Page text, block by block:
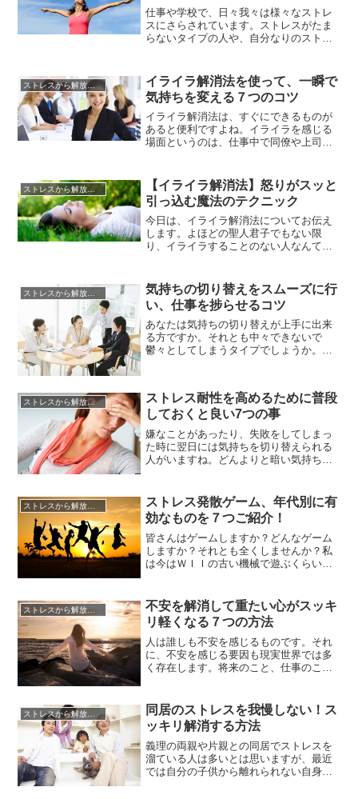
す。そのため、人間関係でまったく...
仕事や学校で、日々我々は様々なストレ
スにさらされています。ストレスがたま
らないタイプの人や、自分なりのストレ
んでいるあなた。日々の小さなストレス
の蓄積は、放っておくと大変なことにな
りますよ！ストレスは精神だけを蝕むよ
うに考えられていますが、そうではあ...
ストレスから解放させる方法
イライラ解消法を使って、一瞬で
気持ちを変える７つのコツ
イライラ解消法は、すぐにできるものが
あると便利ですよね。イライラを感じる
場面というのは、仕事中で同僚や上司が
どです。しかし、イライラ解消法という
と、海や山、パワースポットなどに旅行
に行くなど、誰しもが当日中にできない
ことが多く、実用性がないと感じて...
【イライラ解消法】怒りがスッと
引っ込む魔法のテクニック
今日は、イライラ解消法についてお伝え
します。よほどの聖人君子でもない限
り、イライラすることのない人なんてい
間のぶつかり合いを避けることができ
ず、苛立つことがしょっちゅうです。仕
事や家庭内、友人関係など、イライラが
発生する場所もどんどん増えつつあり
ま...
気持ちの切り替えをスムーズに行
い、仕事を捗らせるコツ
あなたは気持ちの切り替えが上手に出来
る方ですか。それとも中々できないで
鬱々としてしまうタイプでしょうか。ビ
仕事場の空気はぴんと張りつめていま
す。ストレスに晒された環境。そして、
時には仕事に追われて疲労困憊してしま
います。がんじがらめの精神状態。それ
を...
ストレスから解放させる方法
ストレス耐性を高めるために普段
しておくと良い7つの事
嫌なことがあったり、失敗をしてしまっ
た時に翌日には気持ちを切り替えられる
人がいますね。どんよりと暗い気持ちの
スを感じる度合いは人それぞれですが、
同じようにストレスに対する耐性も人そ
れぞれです。ストレスに対する耐性が低
いといつまでも気持ちをすっきりと...
ストレスから解放させる方法
ストレス発散ゲーム、年代別に有
効なものを７つご紹介！
皆さんはゲームしますか？どんなゲーム
しますか？それとも全くしませんか？私
は今はＷＩＩの古い機械で遊ぶくらいで
ス発散ゲームを集めてみました。どれも
爽快ポイントがあり、ストレスの溜まっ
た身体を癒してくれたりすることでしょ
う。ゲームの持つ力について大いに...
ストレスから解放させる方法
不安を解消して重たい心がスッキ
リ軽くなる７つの方法
人は誰しも不安を感じるものです。それ
に、不安を感じる要因も現実世界では多
く存在します。将来のこと、仕事のこ
も少なくありません。不安という悪い感
情がひどくなると、心身ともに影響が出
てきます。不安で何も手がつかなくな
る、集中しなけばいけないのに不安があ
っ...
ストレスから解放させる方法
同居のストレスを我慢しない！ス
ッキリ解消する方法
義理の両親や片親との同居でストレスを
溜ている人は多いとは思いますが、最近
では自分の子供から離れられない自身の